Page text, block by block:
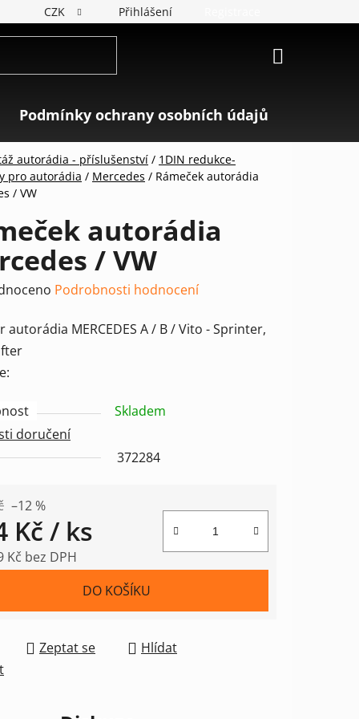
CZK Přihlášení
Podmínky ochrany osobních údajů
autorádia - příslušenství / 1DIN redukce-
pro autorádia / Mercedes / Rámeček autorádia
/ VW
autorádia
/ VW
Podrobnosti hodnocení
autorádia MERCEDES A / B / Vito - Sprinter,
Skladem
doručení
372284
–12 %
Kč / ks
Kč bez DPH
DO KOŠÍKU
Zeptat se
Hlídat